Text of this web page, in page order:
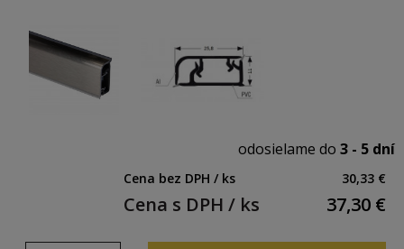
odosielame do 3 - 5 dní
Cena bez DPH / ks 30,33 €
Cena s DPH / ks 37,30 €